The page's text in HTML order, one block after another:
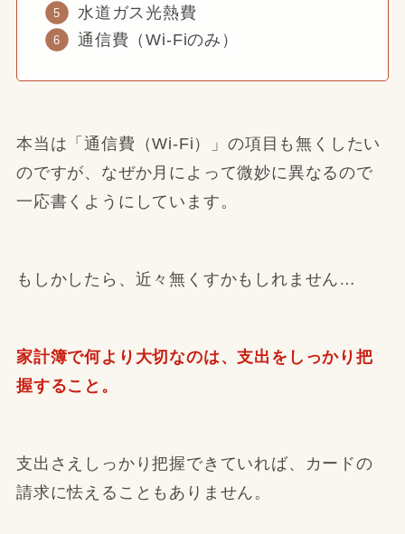
水道ガス光熱費
通信費（Wi-Fiのみ）
本当は「通信費（Wi-Fi）」の項目も無くしたい
のですが、なぜか月によって微妙に異なるので
一応書くようにしています。
もしかしたら、近々無くすかもしれません…
家計簿で何より大切なのは、支出をしっかり把
握すること。
支出さえしっかり把握できていれば、カードの
請求に怯えることもありません。